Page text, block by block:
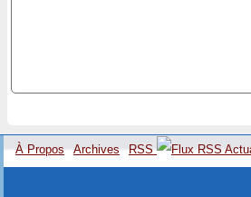
À Propos Archives RSS